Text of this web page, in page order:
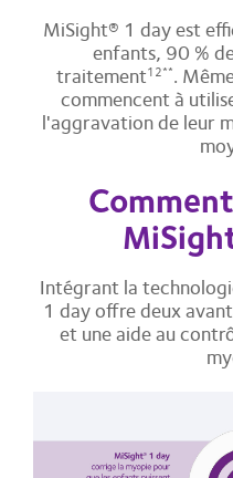
MiSight® 1 day est
enfants, 90 %
traitement12**.
commencent à
l'aggravation de leur
Intégrant la
1 day offre deux
et une aide au